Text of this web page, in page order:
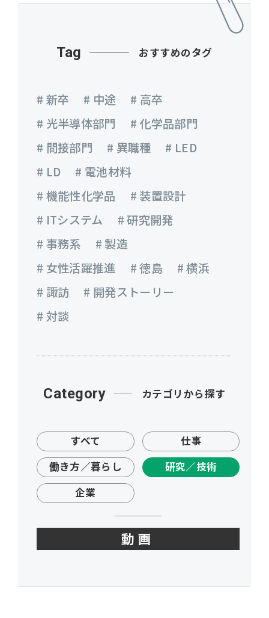
Tag おすすめのタグ
# 新卒 # 中途
# 高卒
# 光半導体部門
# 化学品部門
# 間接部門
# 異職種
# LED
# LD
# 電池材料
# 機能性化学品
# 装置設計
# ITシステム
# 研究開発
# 事務系
# 製造
# 女性活躍推進
# 徳島
# 横浜
# 諏訪
# 開発ストーリー
# 対談
Category カテゴリから探す
すべて
仕事
働き方／暮らし
研究／技術
企業
動画